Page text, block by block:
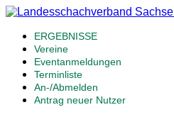
ERGEBNISSE
Vereine
Eventanmeldungen
Terminliste
An-/Abmelden
Antrag neuer Nutzer